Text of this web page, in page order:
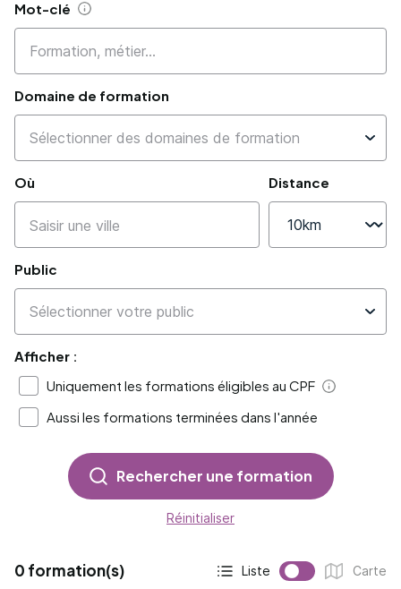
Mot-clé Aide
Domaine de formation
Où Distance
Public
Afficher :
Uniquement les formations éligibles au CPF
Aide
Aussi les formations terminées dans l'année
Rechercher une formation
Réinitialiser
0 formation(s)
Affichage actif :
Liste
Affichage :
Carte